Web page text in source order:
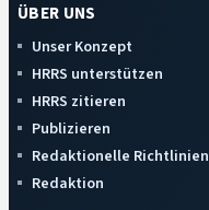
ÜBER UNS
Unser Konzept
HRRS unterstützen
HRRS zitieren
Publizieren
Redaktionelle Richtlinien
Redaktion